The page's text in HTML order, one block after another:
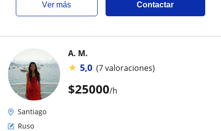
ver más Contactar
$25000/h
A. M.
★ 5,0 (7 valoraciones)
Santiago
Ruso